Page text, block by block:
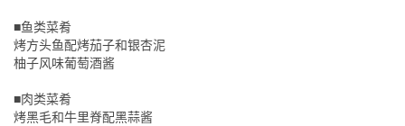
■鱼类菜肴
烤方头鱼配烤茄子和银杏泥
柚子风味葡萄酒酱
■肉类菜肴
烤黑毛和牛里脊配黑蒜酱